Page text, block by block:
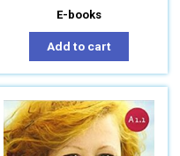
E-books
Add to cart